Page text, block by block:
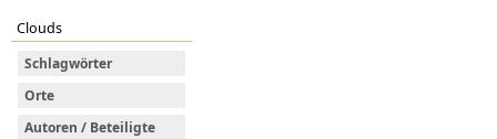
Clouds
Schlagwörter
Orte
Autoren / Beteiligte